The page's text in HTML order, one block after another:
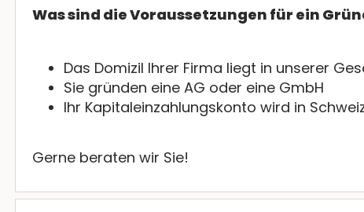
Was sind die Voraussetzungen für ein
Das Domizil Ihrer Firma liegt in unserer
Sie gründen eine AG oder eine GmbH
Ihr Kapitaleinzahlungskonto wird in
Gerne beraten wir Sie!